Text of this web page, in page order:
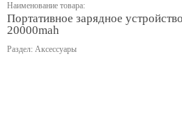
Наименование товара:
Портативное зарядное
20000mah
Раздел: Аксессуары